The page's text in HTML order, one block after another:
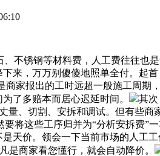
锈钢等材料费，人工费往往也是
来，万万别傻傻地照单全付。起
家报出的工时远超一般施工周期
了多赔本而居心迟延时间。
其次
、切割、安拆和调试。但有些商
将这些工序归并为“分析安拆费”
天价。领会一下当前市场的人工
是商家看您懂行，就会自动降价。